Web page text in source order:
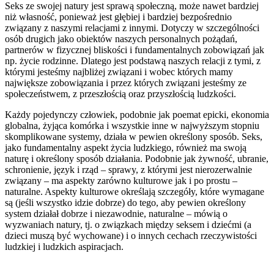
Seks ze swojej natury jest sprawą społeczną, może nawet bardziej
niż własność, ponieważ jest głębiej i bardziej bezpośrednio
związany z naszymi relacjami z innymi. Dotyczy w szczególności
osób drugich jako obiektów naszych personalnych pożądań,
partnerów w fizycznej bliskości i fundamentalnych zobowiązań jak
np. życie rodzinne. Dlatego jest podstawą naszych relacji z tymi, z
którymi jesteśmy najbliżej związani i wobec których mamy
największe zobowiązania i przez których związani jesteśmy ze
społeczeństwem, z przeszłością oraz przyszłością ludzkości.
Każdy pojedynczy człowiek, podobnie jak poemat epicki, ekonomia
globalna, żyjąca komórka i wszystkie inne w najwyższym stopniu
skomplikowane systemy, działa w pewien określony sposób. Seks,
jako fundamentalny aspekt życia ludzkiego, również ma swoją
naturę i określony sposób działania. Podobnie jak żywność, ubranie,
schronienie, język i rząd – sprawy, z którymi jest nierozerwalnie
związany – ma aspekty zarówno kulturowe jak i po prostu –
naturalne. Aspekty kulturowe określają szczegóły, które wymagane
są (jeśli wszystko idzie dobrze) do tego, aby pewien określony
system działał dobrze i niezawodnie, naturalne – mówią o
wyzwaniach natury, tj. o związkach między seksem i dziećmi (a
dzieci muszą być wychowane) i o innych cechach rzeczywistości
ludzkiej i ludzkich aspiracjach.